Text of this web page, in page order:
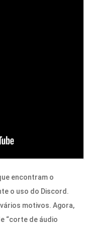
encontram o
o uso do Discord.
motivos. Agora,
“corte de áudio